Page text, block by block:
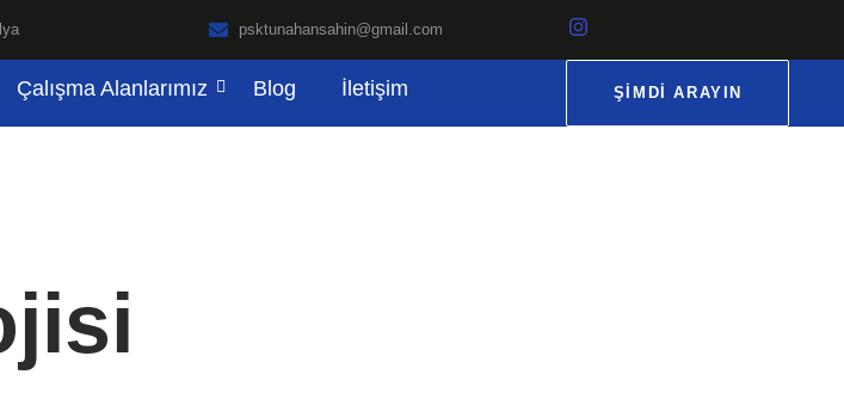
psktunahansahin@gmail.com
Çalışma Alanlarımız Blog İletişim ŞIMDI ARAYIN